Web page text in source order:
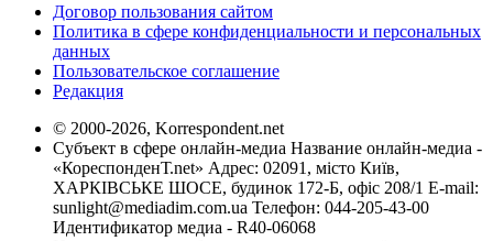
Договор пользования сайтом
Политика в сфере конфиденциальности и персональных
данных
Пользовательское соглашение
Редакция
© 2000-2026, Korrespondent.net
Субъект в сфере онлайн-медиа Название онлайн-медиа -
«КореспонденТ.net» Адрес: 02091, місто Київ,
ХАРКІВСЬКЕ ШОСЕ, будинок 172-Б, офіс 208/1 E-mail:
sunlight@mediadim.com.ua Телефон: 044-205-43-00
Идентификатор медиа - R40-06068